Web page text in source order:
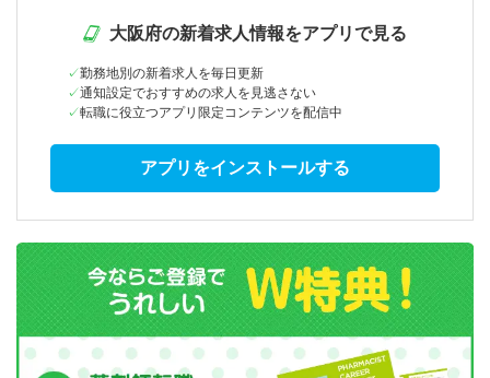
大阪府の新着求人情報をアプリで見る
勤務地別の新着求人を毎日更新
通知設定でおすすめの求人を見逃さない
転職に役立つアプリ限定コンテンツを配信中
アプリをインストールする